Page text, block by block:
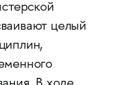
целый